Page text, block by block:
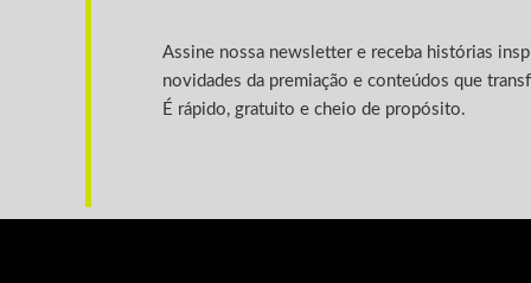
Assine nossa newsletter e receba histórias
novidades da premiação e conteúdos que
É rápido, gratuito e cheio de propósito.